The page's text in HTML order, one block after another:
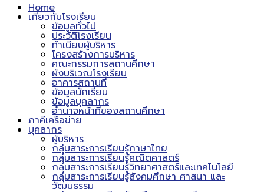
Home
เกี่ยวกับโรงเรียน
ข้อมูลทั่วไป
ประวัติโรงเรียน
ทำเนียบผู้บริหาร
โครงสร้างการบริหาร
คณะกรรมการสถานศึกษา
ผังบริเวณโรงเรียน
อาคารสถานที่
ข้อมูลนักเรียน
ข้อมูลบุคลากร
อำนาจหน้าที่ของสถานศึกษา
ภาคีเครือข่าย
บุคลากร
ผู้บริหาร
กลุ่มสาระการเรียนรู้ภาษาไทย
กลุ่มสาระการเรียนรู้คณิตศาสตร์
กลุ่มสาระการเรียนรู้วิทยาศาสตร์และเทคโนโลยี
กลุ่มสาระการเรียนรู้สังคมศึกษา ศาสนา และ
วัฒนธรรม